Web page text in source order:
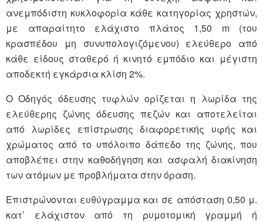
ανεμπόδιστη κυκλοφορία κάθε κατηγορίας χρηστών,
με απαραίτητο ελάχιστο πλάτος 1,50 m (του
κρασπέδου μη συνυπολογιζόμενου) ελεύθερο από
κάθε είδους σταθερό ή κινητό εμπόδιο και μέγιστη
αποδεκτή εγκάρσια κλίση 2%.
Ο Οδηγός όδευσης τυφλών ορίζεται η λωρίδα της
ελεύθερης ζώνης όδευσης πεζών και αποτελείται
από λωρίδες επίστρωσης διαφορετικής υφής και
χρώματος από το υπόλοιπο δάπεδο της ζώνης, που
αποβλέπει στην καθοδήγηση και ασφαλή διακίνηση
των ατόμων με προβλήματα στην όραση.
Επιστρώνονται ευθύγραμμα και σε απόσταση 0,50 μ.
κατ’ ελάχιστον από τη ρυμοτομική γραμμή ή